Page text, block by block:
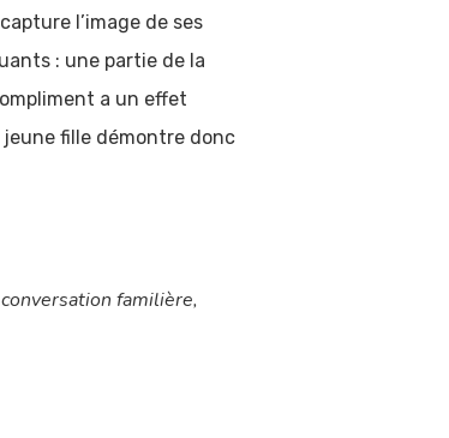
l’image de ses
: une partie de la
a un effet
fille démontre donc
familière,